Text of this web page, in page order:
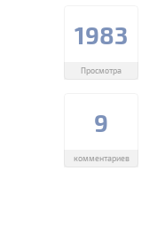
1983
Просмотра
9
комментариев